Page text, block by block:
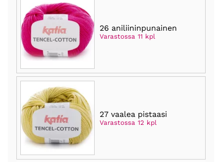
26 aniliininpunainen
Varastossa 11 kpl
27 vaalea pistaasi
Varastossa 12 kpl